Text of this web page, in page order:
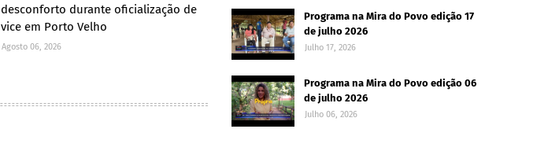
desconforto durante oficialização de
vice em Porto Velho
Agosto 06, 2026
Programa na Mira do Povo edição 17
de julho 2026
Julho 17, 2026
Programa na Mira do Povo edição 06
de julho 2026
Julho 06, 2026